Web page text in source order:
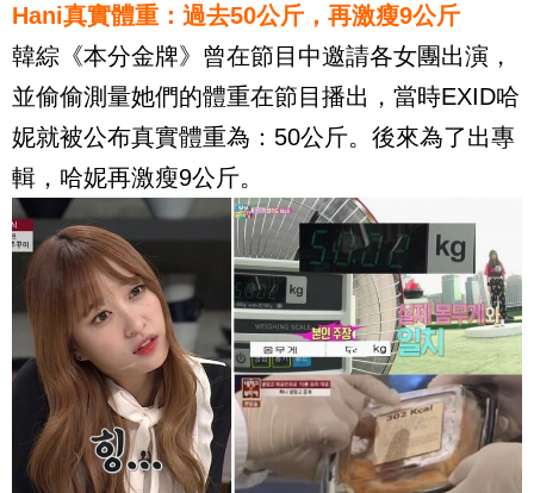
Hani真實體重：過去50公斤，再激瘦9公斤
韓綜《本分金牌》曾在節目中邀請各女團出演，
並偷偷測量她們的體重在節目播出，當時EXID哈
妮就被公布真實體重為：50公斤。後來為了出專
輯，哈妮再激瘦9公斤。